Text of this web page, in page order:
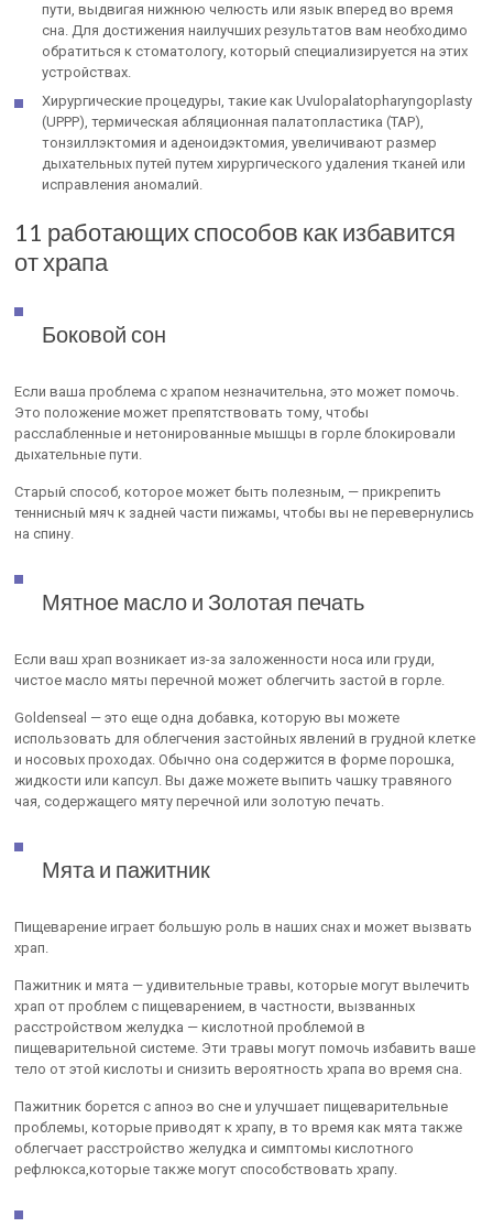
пути, выдвигая нижнюю челюсть или язык вперед во время
сна. Для достижения наилучших результатов вам необходимо
обратиться к стоматологу, который специализируется на этих
устройствах.
Хирургические процедуры, такие как Uvulopalatopharyngoplasty
(UPPP), термическая абляционная палатопластика (TAP),
тонзиллэктомия и аденоидэктомия, увеличивают размер
дыхательных путей путем хирургического удаления тканей или
исправления аномалий.
11 работающих способов как избавится
от храпа
Боковой сон
Если ваша проблема с храпом незначительна, это может помочь.
Это положение может препятствовать тому, чтобы
расслабленные и нетонированные мышцы в горле блокировали
дыхательные пути.
Старый способ, которое может быть полезным, — прикрепить
теннисный мяч к задней части пижамы, чтобы вы не перевернулись
на спину.
Мятное масло и Золотая печать
Если ваш храп возникает из-за заложенности носа или груди,
чистое масло мяты перечной может облегчить застой в горле.
Goldenseal — это еще одна добавка, которую вы можете
использовать для облегчения застойных явлений в грудной клетке
и носовых проходах. Обычно она содержится в форме порошка,
жидкости или капсул. Вы даже можете выпить чашку травяного
чая, содержащего мяту перечной или золотую печать.
Мята и пажитник
Пищеварение играет большую роль в наших снах и может вызвать
храп.
Пажитник и мята — удивительные травы, которые могут вылечить
храп от проблем с пищеварением, в частности, вызванных
расстройством желудка — кислотной проблемой в
пищеварительной системе. Эти травы могут помочь избавить ваше
тело от этой кислоты и снизить вероятность храпа во время сна.
Пажитник борется с апноэ во сне и улучшает пищеварительные
проблемы, которые приводят к храпу, в то время как мята также
облегчает расстройство желудка и симптомы кислотного
рефлюкса,которые также могут способствовать храпу.